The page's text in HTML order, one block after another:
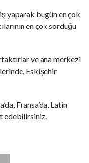
yaparak bugün en çok
en çok sorduğu
ve ana merkezi
Eskişehir
Fransa’da, Latin
edebilirsiniz.